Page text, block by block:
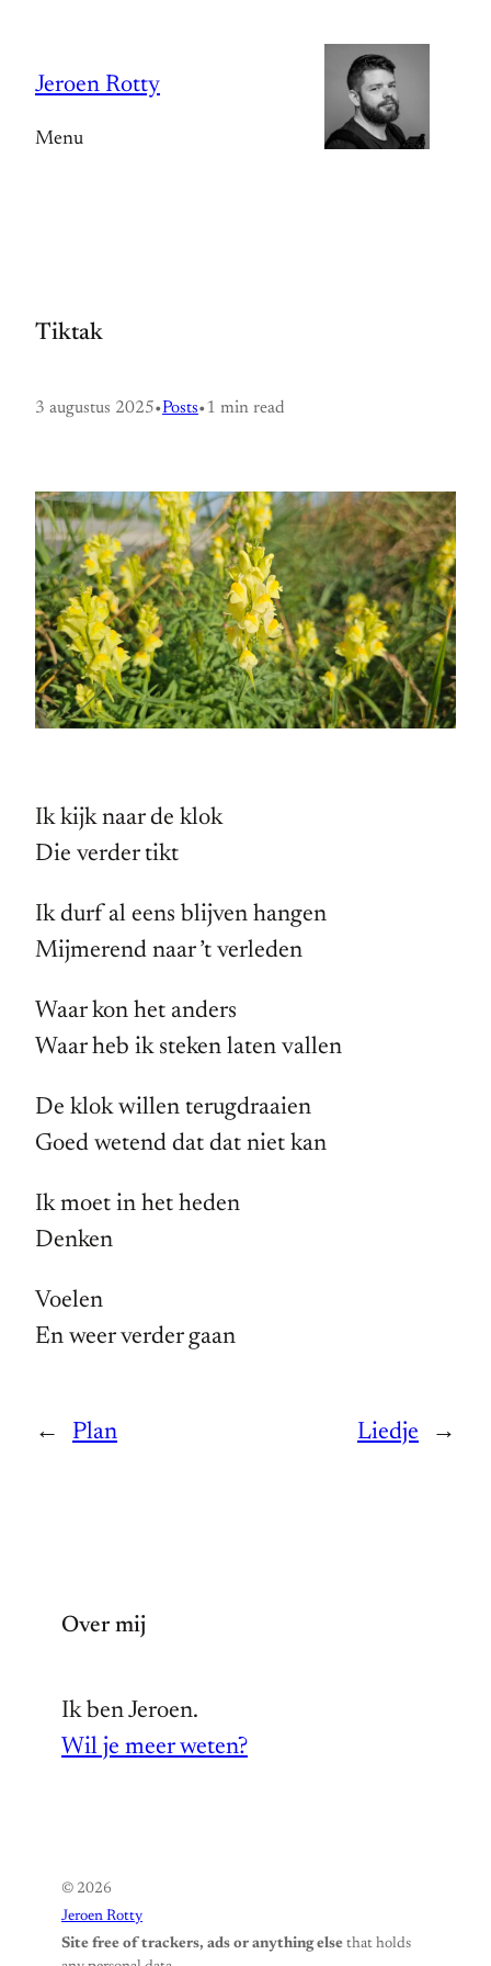
inhoud
Jeroen Rotty
Menu
Tiktak
3 augustus 2025•Posts•1 min read
Ik kijk naar de klok
Die verder tikt
Ik durf al eens blijven hangen
Mijmerend naar ’t verleden
Waar kon het anders
Waar heb ik steken laten vallen
De klok willen terugdraaien
Goed wetend dat dat niet kan
Ik moet in het heden
Denken
Voelen
En weer verder gaan
← Plan Liedje →
Over mij
Ik ben Jeroen.
Wil je meer weten?
© 2026
Jeroen Rotty
Site free of trackers, ads or anything else that holds